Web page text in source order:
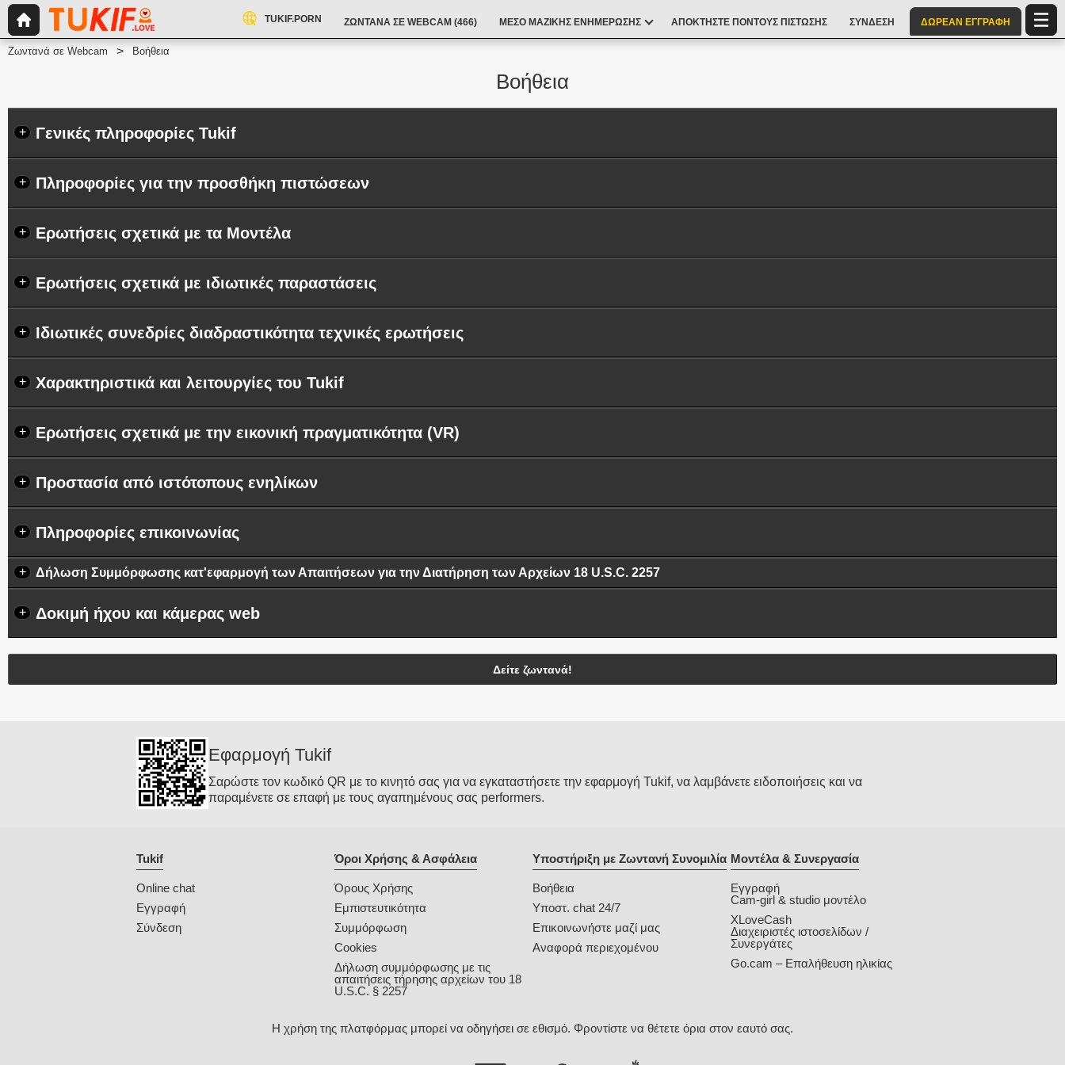
TUKIF.PORN ΖΩΝΤΑΝΆ ΣΕ WEBCAM (466) ΜΕΣΟ ΜΑΖΙΚΗΣ ΕΝΗΜΕΡΩΣΗΣ ΑΠΟΚΤΉΣΤΕ ΠΌΝΤΟΥΣ ΠΊΣΤΩΣΗΣ ΣΎΝΔΕΣΗ ΔΩΡΕΑΝ ΕΓΓΡΑΦΉ
Ζωντανά σε Webcam Βοήθεια
Βοήθεια
+ Γενικές πληροφορίες Tukif
+ Πληροφορίες για την προσθήκη πιστώσεων
+ Ερωτήσεις σχετικά με τα Μοντέλα
+ Ερωτήσεις σχετικά με ιδιωτικές παραστάσεις
+ Ιδιωτικές συνεδρίες διαδραστικότητα τεχνικές ερωτήσεις
+ Χαρακτηριστικά και λειτουργίες του Tukif
+ Ερωτήσεις σχετικά με την εικονική πραγματικότητα (VR)
+ Προστασία από ιστότοπους ενηλίκων
+ Πληροφορίες επικοινωνίας
+ Δήλωση Συμμόρφωσης κατ'εφαρμογή των Απαιτήσεων για την Διατήρηση των Αρχείων 18 U.S.C. 2257
+ Δοκιμή ήχου και κάμερας web
Δείτε ζωντανά!
Εφαρμογή Tukif
Σαρώστε τον κωδικό QR με το κινητό σας για να εγκαταστήσετε την εφαρμογή Tukif, να λαμβάνετε ειδοποιήσεις και να
παραμένετε σε επαφή με τους αγαπημένους σας performers.
Tukif
Online chat
Εγγραφή
Σύνδεση
Όροι Χρήσης & Ασφάλεια
Όρους Χρήσης
Εμπιστευτικότητα
Συμμόρφωση
Cookies
Δήλωση συμμόρφωσης με τις
απαιτήσεις τήρησης αρχείων του 18
U.S.C. § 2257
Υποστήριξη με Ζωντανή Συνομιλία
Βοήθεια
Υποστ. chat 24/7
Επικοινωνήστε μαζί μας
Αναφορά περιεχομένου
Μοντέλα & Συνεργασία
Εγγραφή
Cam-girl & studio μοντέλο
XLoveCash
Διαχειριστές ιστοσελίδων /
Συνεργάτες
Go.cam – Επαλήθευση ηλικίας
Η χρήση της πλατφόρμας μπορεί να οδηγήσει σε εθισμό. Φροντίστε να θέτετε όρια στον εαυτό σας.